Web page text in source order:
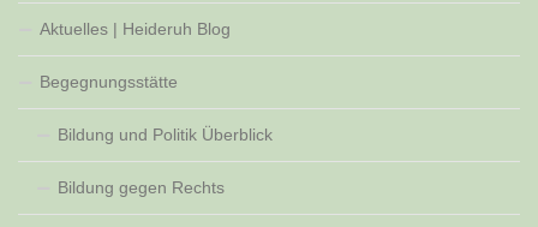
Aktuelles | Heideruh Blog
Begegnungsstätte
Bildung und Politik Überblick
Bildung gegen Rechts